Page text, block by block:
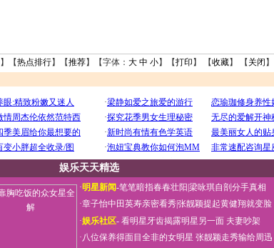
】【热点排行】【推荐】【字体： 大 中 小】【打印 】 【收藏】 【 关闭 】
娱乐天天精选
·明星新闻-笔笔暗指春春壮阳 梁咏琪自剖分手真相
·章子怡中田英寿亲密看秀张靓颖提起黄健翔就变脸
·娱乐社区- 看明星牙齿揭露明星另一面 夫妻吵架
·八位保养得面目全非的女明星 张靓颖走秀输给周迅